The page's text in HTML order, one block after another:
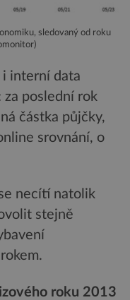
sledovaný od roku
interní data
za poslední rok
částka půjčky,
srovnání, o
necítí natolik
stejně
roku 2013